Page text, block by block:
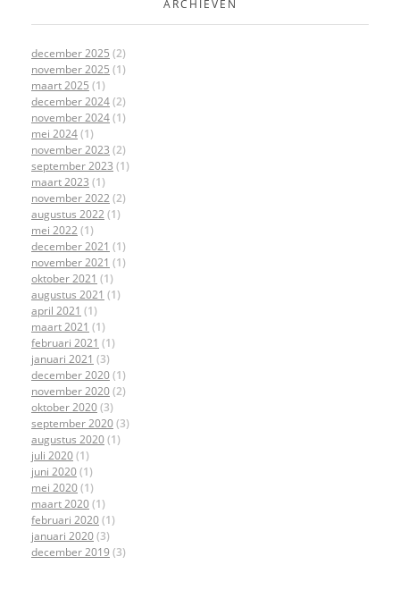
ARCHIEVEN
december 2025 (2)
november 2025 (1)
maart 2025 (1)
december 2024(2)
november 2024(1)
mei 2024(1)
november 2023 (2)
september 2023 (1)
maart 2023 (1)
november 2022 (2)
augustus 2022 (1)
mei 2022 (1)
december 2021 (1)
november 2021 (1)
oktober 2021 (1)
augustus 2021 (1)
april 2021 (1)
maart 2021 (1)
februari 2021 (1)
januari 2021 (3)
december 2020(1)
november 2020(2)
oktober 2020(3)
september 2020(3)
augustus 2020(1)
juli 2020(1)
juni 2020(1)
mei 2020(1)
maart 2020(1)
februari 2020(1)
januari 2020(3)
december 2019 (3)